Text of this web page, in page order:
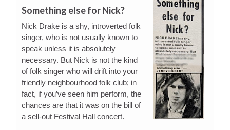
Something else for Nick?
Nick Drake is a shy, introverted folk
singer, who is not usually known to
speak unless it is absolutely
necessary. But Nick is not the kind
of folk singer who will drift into your
friendly neighbourhood folk club; in
fact, if you’ve seen him perform, the
chances are that it was on the bill of
a sell-out Festival Hall concert.